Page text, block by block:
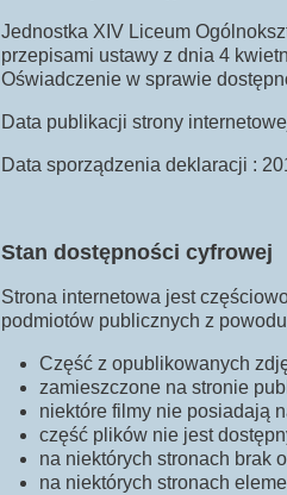
Jednostka XIV Liceum
przepisami ustawy z dnia 4
Oświadczenie w sprawie
Data publikacji strony
Data sporządzenia deklaracji :
Stan dostępności cyfrowej
Strona internetowa jest
podmiotów publicznych z
Część z opublikowanych
zamieszczone na stronie
niektóre filmy nie posiadają
część plików nie jest
na niektórych stronach brak
na niektórych stronach